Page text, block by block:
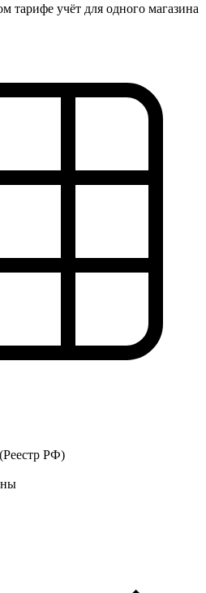
тарифе учёт для одного магазина
РФ)